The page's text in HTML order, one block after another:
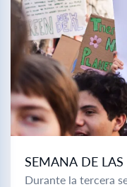
SEMANA DE
Durante la tercera